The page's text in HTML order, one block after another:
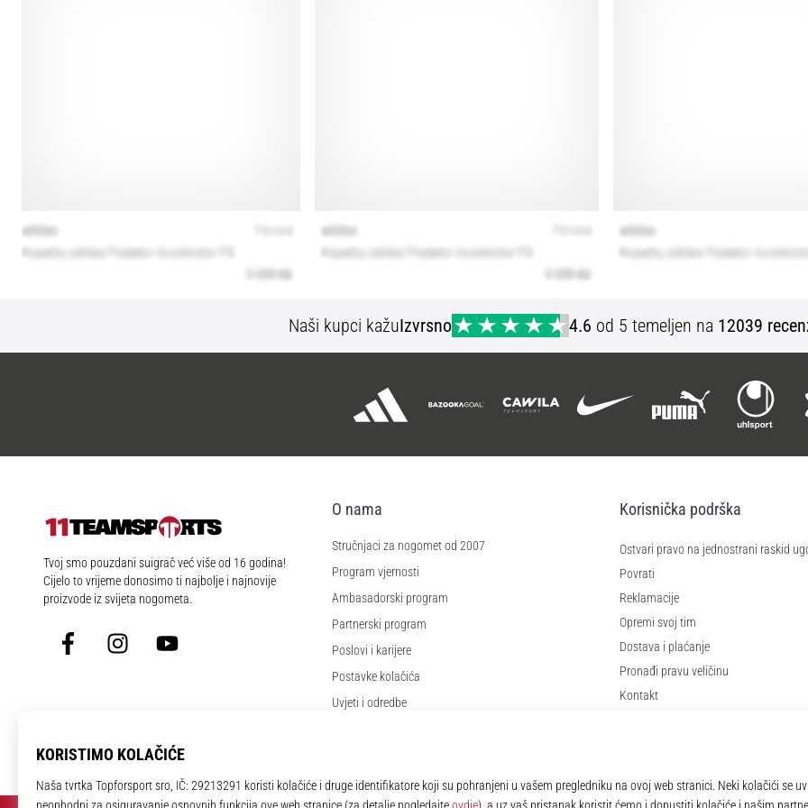
Naši kupci kažuIzvrsno 4.6 od 5 temeljen na 12039
11teamsports.hr
Tvoj smo pouzdani suigrač već više od 16 godina!
Cijelo to vrijeme donosimo ti najbolje i najnovije
proizvode iz svijeta nogometa.
FacebookInstagramYouTube
O nama
Stručnjaci za nogomet od 2007
Program vjernosti
Ambasadorski program
Partnerski program
Poslovi i karijere
Postavke kolačića
Uvjeti i odredbe
Korisnička podrška
Ostvari pravo na jednostrani raskid
Povrati
Reklamacije
Opremi svoj tim
Dostava i plaćanje
Pronađi pravu veličinu
Kontakt